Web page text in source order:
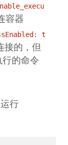
容器
t
接的，但
行的命令
行